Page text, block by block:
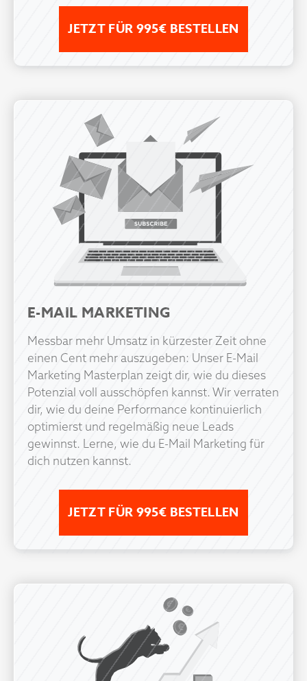
JETZT FÜR 995€ BESTELLEN
E-MAIL MARKETING
Messbar mehr Umsatz in kürzester Zeit ohne
einen Cent mehr auszugeben: Unser E-Mail
Marketing Masterplan zeigt dir, wie du dieses
Potenzial voll ausschöpfen kannst. Wir verraten
dir, wie du deine Performance kontinuierlich
optimierst und regelmäßig neue Leads
gewinnst. Lerne, wie du E-Mail Marketing für
dich nutzen kannst.
JETZT FÜR 995€ BESTELLEN